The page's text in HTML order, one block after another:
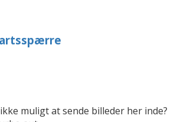
muligt at sende billeder her inde?